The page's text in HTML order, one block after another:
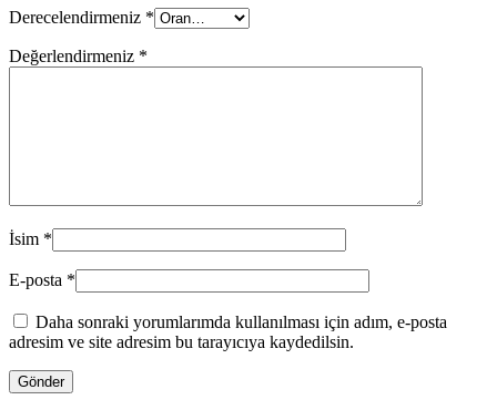
Derecelendirmeniz *
Değerlendirmeniz *
İsim *
E-posta *
Daha sonraki yorumlarımda kullanılması için adım, e-posta
adresim ve site adresim bu tarayıcıya kaydedilsin.